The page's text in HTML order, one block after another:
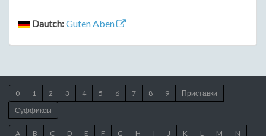
Dautch:Guten Aben
0 1 2 3 4 5 6 7 8 9
Приставки
Суффиксы
A B C D E F G H I J K L M N